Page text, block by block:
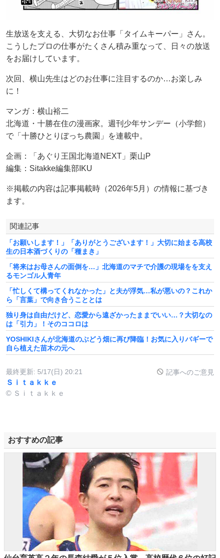
生放送を支える、大切なお仕事「タイムキーパー」さん。
こうしたプロの仕事がたくさん積み重なって、日々の放送
をお届けしています。
次回、横山先生はどのお仕事に注目するのか…お楽しみ
に！
マンガ：横山裕二
北海道・十勝在住の漫画家。週刊少年サンデー（小学館）
で「十勝ひとりぼっち農園」を連載中。
企画：「あぐり王国北海道NEXT」栗山P
編集：Sitakke編集部IKU
※掲載の内容は記事掲載時（2026年5月）の情報に基づき
ます。
関連記事
「お願いします！」「ありがとうございます！」大切に始まる高校
生の日本酒づくりの「種まき」
「将来はお母さんの面倒を…」北海道のマチで介護の現場をを支え
るモンゴル人青年
「忙しくて構ってくれなかった」と夫が浮気…私が悪いの？これか
ら「言葉」で向き合うこととは
独り身は自由だけど、恋愛から遠ざかったままでいい…？大切なの
は「引力」！そのココロは
YOSHIKIさんが北海道のぶどう畑に再び降臨！お気に入りバギーで
自ら植えた苗木の元へ
最終更新: 5/17(日) 20:21 記事へのご意見
Ｓｉｔａｋｋｅ
© Ｓｉｔａｋｋｅ
おすすめの記事